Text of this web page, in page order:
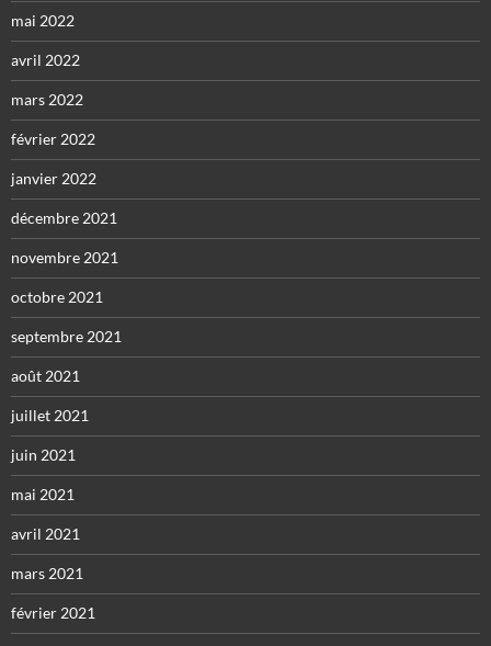
mai 2022
avril 2022
mars 2022
février 2022
janvier 2022
décembre 2021
novembre 2021
octobre 2021
septembre 2021
août 2021
juillet 2021
juin 2021
mai 2021
avril 2021
mars 2021
février 2021